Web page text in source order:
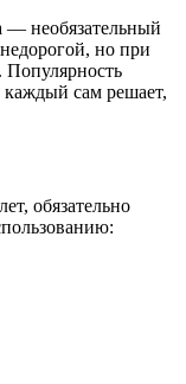
— необязательный
но при
каждый сам решает,
обязательно